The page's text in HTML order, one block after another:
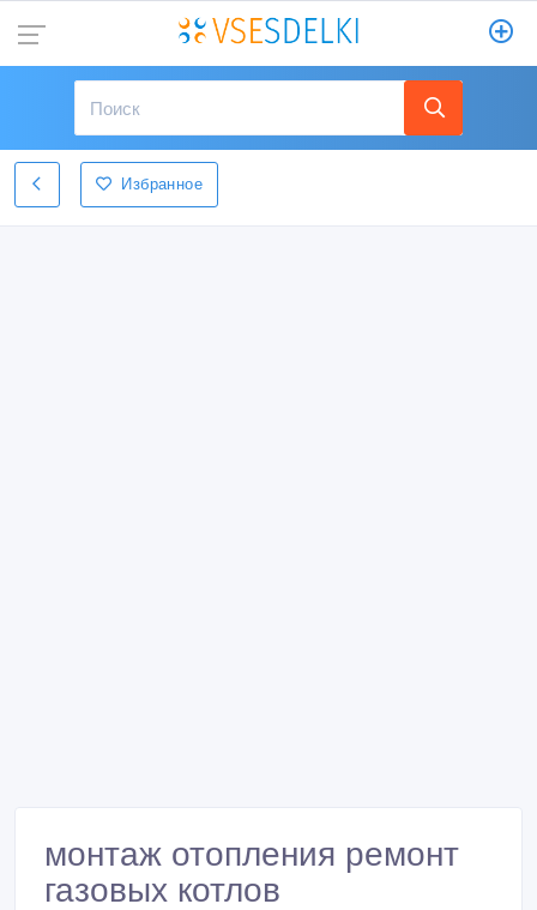
Избранное
монтаж отопления ремонт
газовых котлов